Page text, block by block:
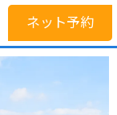
ネット予約